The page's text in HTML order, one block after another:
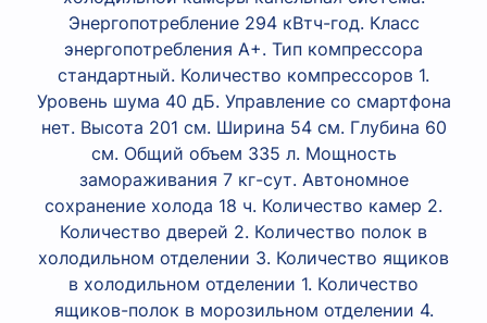
Энергопотребление 294 кВтч-год. Класс
энергопотребления A+. Тип компрессора
стандартный. Количество компрессоров 1.
Уровень шума 40 дБ. Управление со смартфона
нет. Высота 201 см. Ширина 54 см. Глубина 60
см. Общий объем 335 л. Мощность
замораживания 7 кг-сут. Автономное
сохранение холода 18 ч. Количество камер 2.
Количество дверей 2. Количество полок в
холодильном отделении 3. Количество ящиков
в холодильном отделении 1. Количество
ящиков-полок в морозильном отделении 4.